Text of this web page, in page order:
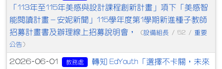
「113年至115年美感與設計課程創新計畫」項下「美感智
能閱讀計畫－安妮新聞」115學年度第1學期新進種子教師
招募計畫書及辦理線上招募說明會，
(設備組長 / 52 / 重要
公告 )
2026-06-01 教務處
轉知 EdYouth「選擇不卡關，未來